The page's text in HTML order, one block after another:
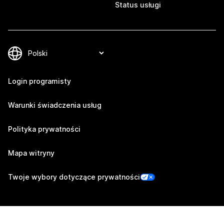
Status usługi
Login programisty
Warunki świadczenia usług
Polityka prywatności
Mapa witryny
Twoje wybory dotyczące prywatności